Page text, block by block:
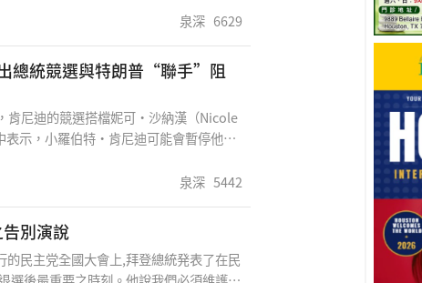
們慶祝，讓他們開派對，但事實是，他
就會有一場大屠殺。特朗普從未說過美
業將會發生一場大屠殺。”拜登計劃從
成美國傳統汽
泉深 6629
總統競選與特朗普“聯手”阻
肯尼迪的競選搭檔妮可·沙納漢（Nicole
示，小羅伯特·肯尼迪可能會暫停他的
泉深 5442
淚之告別演說
民主党全國大會上,拜登總統発表了在民